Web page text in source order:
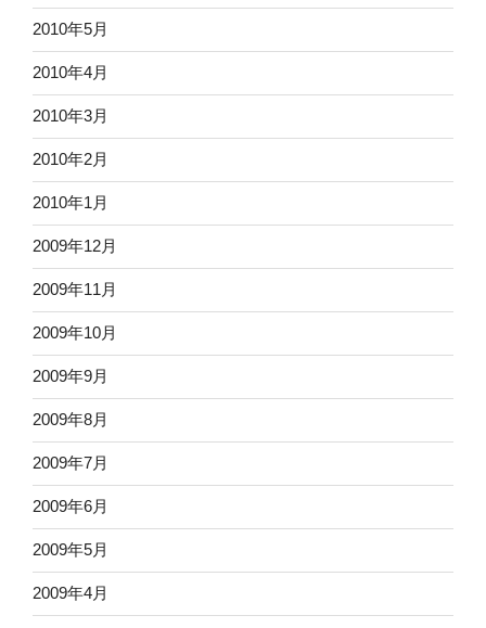
2010年5月
2010年4月
2010年3月
2010年2月
2010年1月
2009年12月
2009年11月
2009年10月
2009年9月
2009年8月
2009年7月
2009年6月
2009年5月
2009年4月